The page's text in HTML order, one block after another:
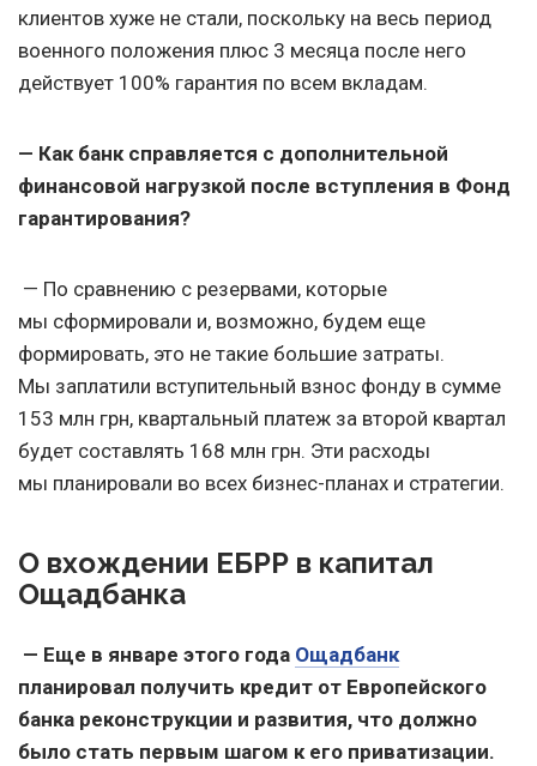
клиентов хуже не стали, поскольку на весь период
военного положения плюс 3 месяца после него
действует 100% гарантия по всем вкладам.
— Как банк справляется с дополнительной
финансовой нагрузкой после вступления в Фонд
гарантирования?
— По сравнению с резервами, которые
мы сформировали и, возможно, будем еще
формировать, это не такие большие затраты.
Мы заплатили вступительный взнос фонду в сумме
153 млн грн, квартальный платеж за второй квартал
будет составлять 168 млн грн. Эти расходы
мы планировали во всех бизнес-планах и стратегии.
О вхождении ЕБРР в капитал
Ощадбанка
— Еще в январе этого года Ощадбанк
планировал получить кредит от Европейского
банка реконструкции и развития, что должно
было стать первым шагом к его приватизации.